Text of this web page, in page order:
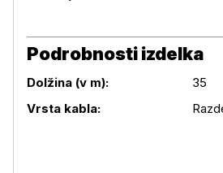
Podrobnosti izdelka
Podrobnosti izdelka
Dolžina (v m):
35
Vrsta kabla: